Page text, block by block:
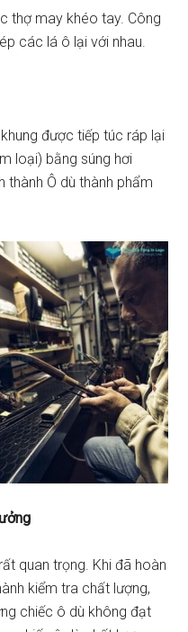
thợ may khéo tay. Công
các lá ô lại với nhau.
được tiếp túc ráp lại
loại) bằng súng hơi
Ô dù thành phẩm
quan trọng. Khi đã hoàn
kiểm tra chất lượng,
chiếc ô dù không đạt